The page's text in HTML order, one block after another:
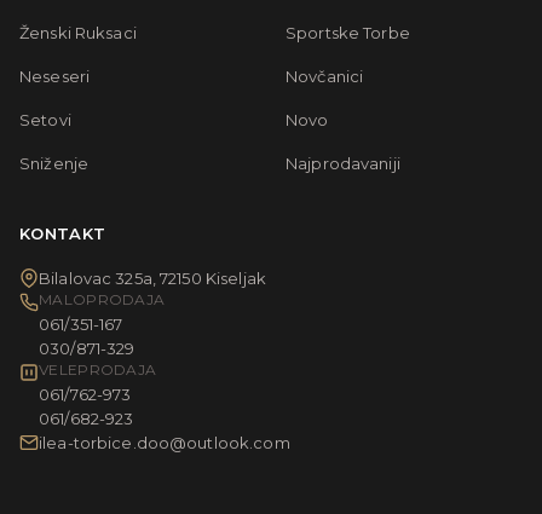
Ženski Ruksaci Sportske Torbe
Neseseri Novčanici
Setovi Novo
Sniženje Najprodavaniji
KONTAKT
Bilalovac 325a, 72150 Kiseljak
MALOPRODAJA
061/351-167
030/871-329
VELEPRODAJA
061/762-973
061/682-923
ilea-torbice.doo@outlook.com